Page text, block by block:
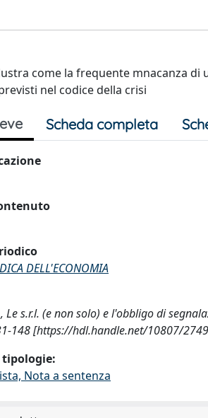
come la frequente mnacanza di
nel codice della crisi
Scheda completa
DELL'ECONOMIA
Le s.r.l. (e non solo) e l'obbligo di
148 [https://hdl.handle.net/10807/
tipologie:
Nota a sentenza